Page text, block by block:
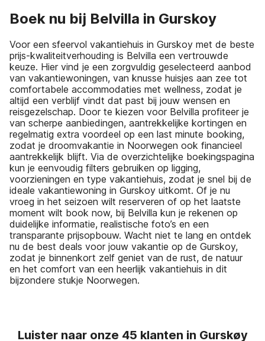
Boek nu bij Belvilla in Gurskoy
Voor een sfeervol vakantiehuis in Gurskoy met de beste
prijs-kwaliteitverhouding is Belvilla een vertrouwde
keuze. Hier vind je een zorgvuldig geselecteerd aanbod
van vakantiewoningen, van knusse huisjes aan zee tot
comfortabele accommodaties met wellness, zodat je
altijd een verblijf vindt dat past bij jouw wensen en
reisgezelschap. Door te kiezen voor Belvilla profiteer je
van scherpe aanbiedingen, aantrekkelijke kortingen en
regelmatig extra voordeel op een last minute booking,
zodat je droomvakantie in Noorwegen ook financieel
aantrekkelijk blijft. Via de overzichtelijke boekingspagina
kun je eenvoudig filters gebruiken op ligging,
voorzieningen en type vakantiehuis, zodat je snel bij de
ideale vakantiewoning in Gurskoy uitkomt. Of je nu
vroeg in het seizoen wilt reserveren of op het laatste
moment wilt book now, bij Belvilla kun je rekenen op
duidelijke informatie, realistische foto’s en een
transparante prijsopbouw. Wacht niet te lang en ontdek
nu de best deals voor jouw vakantie op de Gurskoy,
zodat je binnenkort zelf geniet van de rust, de natuur
en het comfort van een heerlijk vakantiehuis in dit
bijzondere stukje Noorwegen.
Luister naar onze 45 klanten in Gurskøy